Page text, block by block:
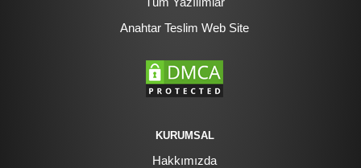
Anahtar Teslim Web Site
KURUMSAL
Hakkımızda